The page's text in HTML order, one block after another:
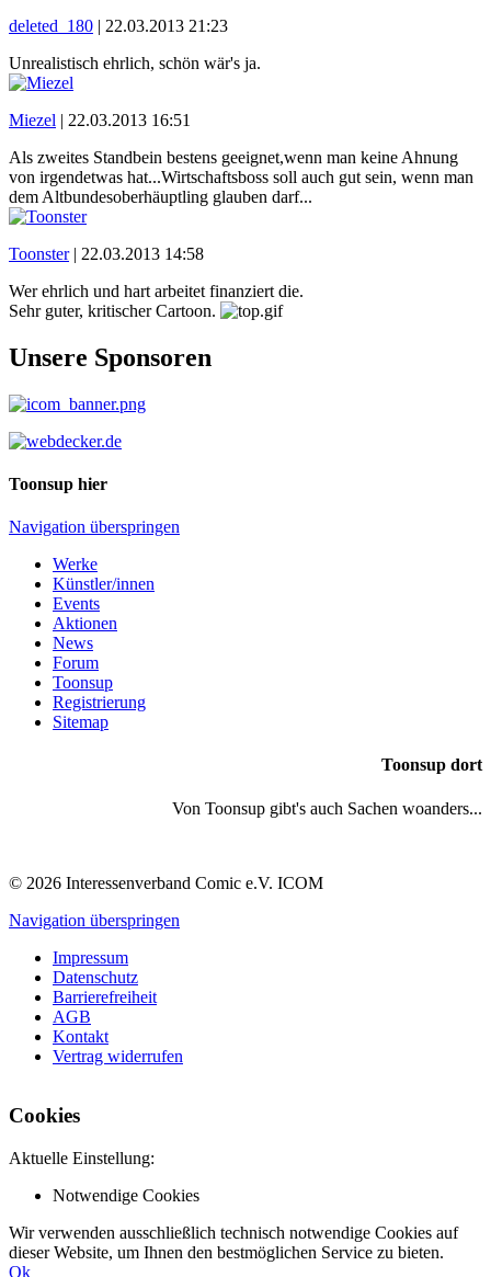
deleted_180 | 22.03.2013 21:23
Unrealistisch ehrlich, schön wär's ja.
Miezel | 22.03.2013 16:51
Als zweites Standbein bestens geeignet,wenn man keine Ahnung
von irgendetwas hat...Wirtschaftsboss soll auch gut sein, wenn man
dem Altbundesoberhäuptling glauben darf...
Toonster| 22.03.2013 14:58
Wer ehrlich und hart arbeitet finanziert die.
Sehr guter, kritischer Cartoon.
Unsere Sponsoren
Toonsup hier
Navigation überspringen
Werke
Künstler/innen
Events
Aktionen
News
Forum
Toonsup
Registrierung
Sitemap
Toonsup dort
Von Toonsup gibt's auch Sachen woanders...
© 2026 Interessenverband Comic e.V. ICOM
Navigation überspringen
Impressum
Datenschutz
Barrierefreiheit
AGB
Kontakt
Vertrag widerrufen
Cookies
Aktuelle Einstellung:
Notwendige Cookies
Wir verwenden ausschließlich technisch notwendige Cookies auf
dieser Website, um Ihnen den bestmöglichen Service zu bieten.
Ok